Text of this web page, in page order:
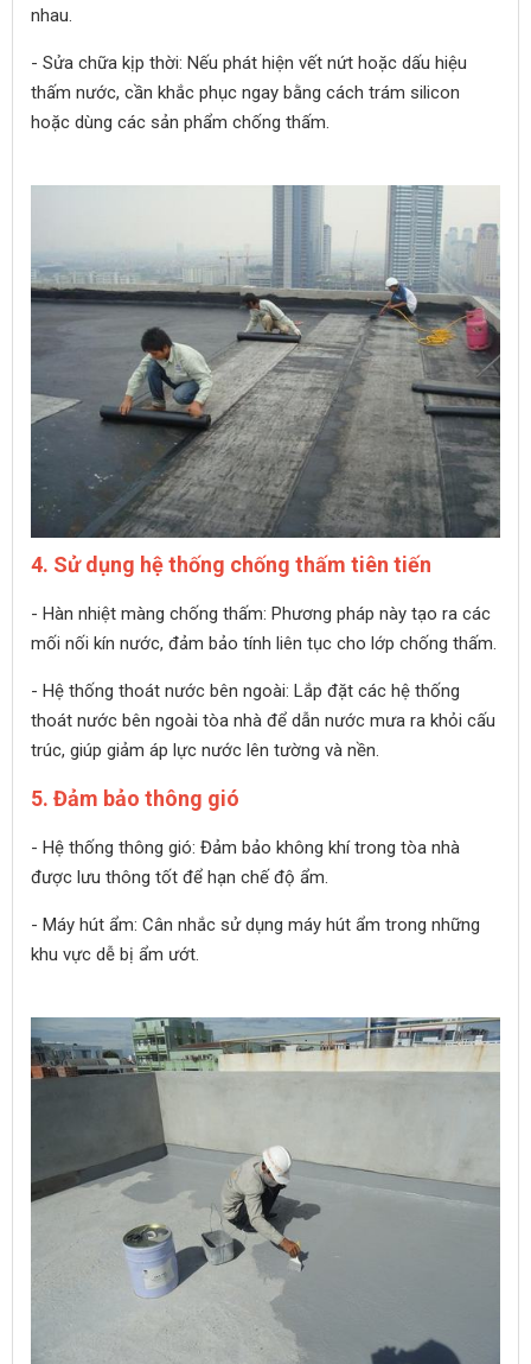
nhau.
- Sửa chữa kịp thời: Nếu phát hiện vết nứt hoặc dấu hiệu
thấm nước, cần khắc phục ngay bằng cách trám silicon
hoặc dùng các sản phẩm chống thấm.
4. Sử dụng hệ thống chống thấm tiên tiến
- Hàn nhiệt màng chống thấm: Phương pháp này tạo ra các
mối nối kín nước, đảm bảo tính liên tục cho lớp chống thấm.
- Hệ thống thoát nước bên ngoài: Lắp đặt các hệ thống
thoát nước bên ngoài tòa nhà để dẫn nước mưa ra khỏi cấu
trúc, giúp giảm áp lực nước lên tường và nền.
5. Đảm bảo thông gió
- Hệ thống thông gió: Đảm bảo không khí trong tòa nhà
được lưu thông tốt để hạn chế độ ẩm.
- Máy hút ẩm: Cân nhắc sử dụng máy hút ẩm trong những
khu vực dễ bị ẩm ướt.